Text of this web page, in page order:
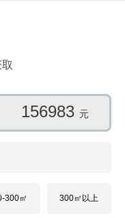
156983 元
300㎡ 300㎡以上